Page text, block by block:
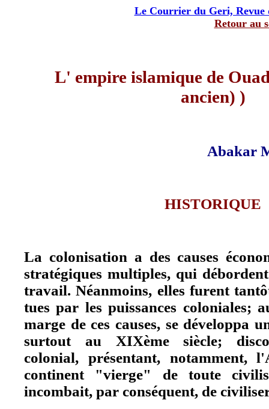
Le Courrier du Geri, Revue
Retour au
L' empire islamique de
ancien) )
Abakar
HISTORIQUE
La colonisation a des causes
stratégiques multiples, qui
travail. Néanmoins, elles furent
tues par les puissances coloniales;
marge de ces causes, se développa
surtout au XIXème siècle;
colonial, présentant, notamment,
continent "vierge" de toute
incombait, par conséquent, de